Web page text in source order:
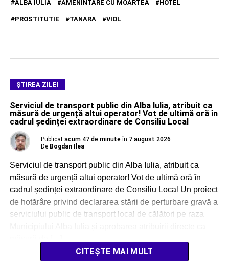
ALBA IULIA
AMENINTARE CU MOARTEA HOTEL
PROSTITUTIE TANARA VIOL
ŞTIREA ZILEI
Serviciul de transport public din Alba Iulia, atribuit ca
măsură de urgență altui operator! Vot de ultimă oră în
cadrul ședinței extraordinare de Consiliu Local
Publicat acum 47 de minute în 7 august 2026
De Bogdan Ilea
Serviciul de transport public din Alba Iulia, atribuit ca
măsură de urgență altui operator! Vot de ultimă oră în
cadrul ședinței extraordinare de Consiliu Local Un proiect
de hotărâre privind declararea stării de perturbare gravă a
serviciului public de transport local de călători pe raza
CITEȘTE MAI MULT